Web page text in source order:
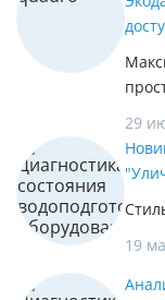
29
19